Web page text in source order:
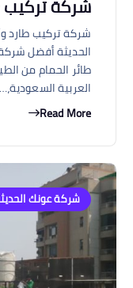
شركة تركيب
شركة تركيب طارد
الحديثة أفضل
طائر الحمام من
العربية السعودية،…
Read More
شركة عونك